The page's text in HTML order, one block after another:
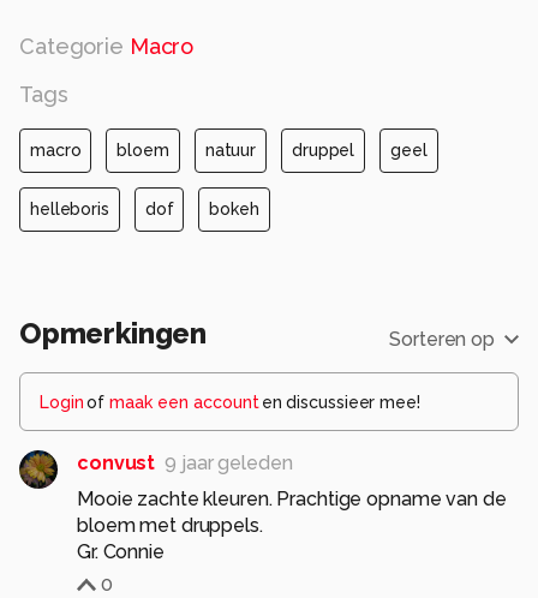
Categorie Macro
Tags
macro bloem natuur druppel geel
helleboris dof bokeh
Opmerkingen Sorteren op
Loginof maak een account en discussieer mee!
convust 9 jaar geleden
Mooie zachte kleuren. Prachtige opname van de
bloem met druppels.
Gr. Connie
0